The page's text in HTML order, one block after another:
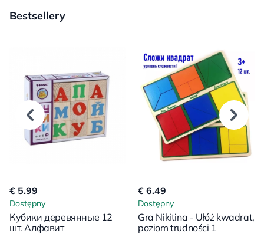
Bestsellery
€ 5.99
Dostępny
Кубики деревянные 12
шт. Алфавит
€ 6.49
Dostępny
Gra Nikitina - Ułóż kwadrat,
poziom trudności 1